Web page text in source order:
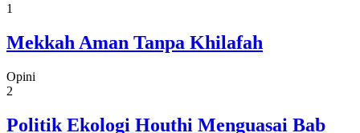
1
Mekkah Aman Tanpa Khilafah
Opini
2
Politik Ekologi Houthi Menguasai Bab